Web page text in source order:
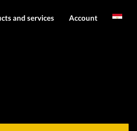
and services Account